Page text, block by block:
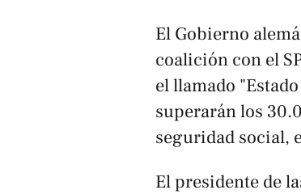
El Gobierno
coalición con el
el llamado
superarán los
seguridad social,
El presidente de